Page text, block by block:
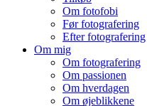
Om fotofobi
Før fotografering
Efter fotografering
Om mig
Om fotografering
Om passionen
Om hverdagen
Om øjeblikkene